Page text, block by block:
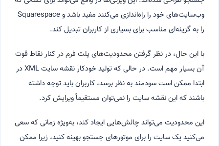
وب‌سایت‌های خود را راه‌اندازی می‌کنند مفید باشد و Squarespace
را به گزینه‌ای مناسب برای بسیاری از کاربران تبدیل کند.
با این حال، در نظر گرفتن محدودیت‌های پلت فرم در کنار نقاط قوت
آن بسیار مهم است. در حالی که تولید خودکار نقشه سایت XML در
ابتدا ممکن است سودمند به نظر برسد، کاربران باید توجه داشته
باشند که این نقشه سایت را نمی‌توان مستقیماً ویرایش کرد.
این محدودیت می‌تواند چالش‌هایی ایجاد کند، به‌ویژه زمانی که سعی
می‌کنید یک سایت را برای موتورهای جستجو بهینه کنید، زیرا ممکن